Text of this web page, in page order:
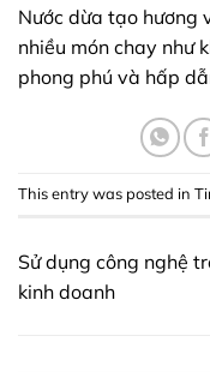
Nước dừa tạo hương
nhiều món chay như
phong phú và hấp
This entry was posted in
Sử dụng công nghệ
kinh doanh